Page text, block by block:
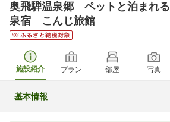
奥飛騨温泉郷 ペットと泊まれ
泉宿 こんじ旅館
施設紹介 プラン 部屋 写真
基本情報